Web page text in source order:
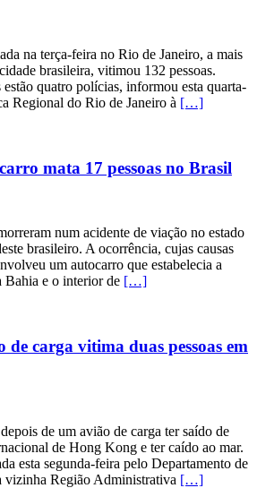
na terça-feira no Rio de Janeiro, a mais
brasileira, vitimou 132 pessoas.
quatro polícias, informou esta quarta-
Regional do Rio de Janeiro à […]
mata 17 pessoas no Brasil
num acidente de viação no estado
brasileiro. A ocorrência, cujas causas
um autocarro que estabelecia a
Bahia e o interior de […]
de carga vitima duas pessoas em
de um avião de carga ter saído de
de Hong Kong e ter caído ao mar.
esta segunda-feira pelo Departamento de
Região Administrativa […]